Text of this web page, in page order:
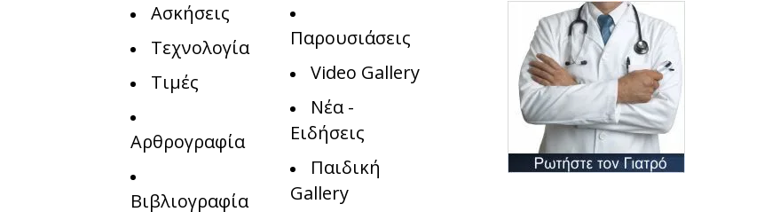
Ασκήσεις
Τεχνολογία
Τιμές
Αρθρογραφία
Βιβλιογραφία
Παρουσιάσεις
Video Gallery
Νέα -
Ειδήσεις
Παιδική
Gallery